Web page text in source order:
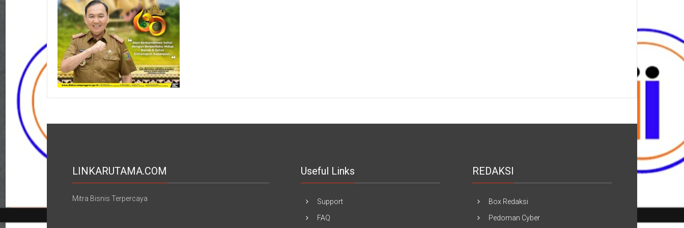
LINKARUTAMA.COM
Mitra Bisnis Terpercaya
Useful Links
Support
FAQ
REDAKSI
Box Redaksi
Pedoman Cyber